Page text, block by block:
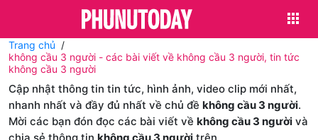
Trang chủ
không cầu 3 người - các bài viết về không cầu 3 người, tin tức
không cầu 3 người
Cập nhật thông tin tin tức, hình ảnh, video clip mới nhất,
nhanh nhất và đầy đủ nhất về chủ đề không cầu 3 người.
Mời các bạn đón đọc các bài viết về không cầu 3 người và